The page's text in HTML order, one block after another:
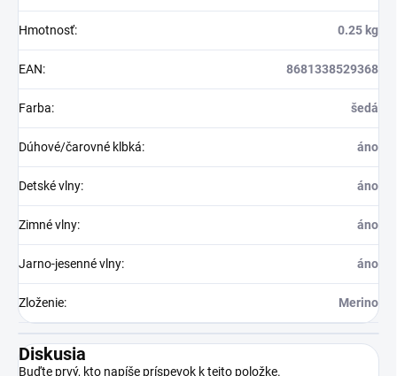
Hmotnosť: 0.25 kg
EAN: 8681338529368
Farba: šedá
Dúhové/čarovné klbká: áno
Detské vlny: áno
Zimné vlny: áno
Jarno-jesenné vlny: áno
Zloženie: Merino
Diskusia
Buďte prvý, kto napíše príspevok k tejto položke.